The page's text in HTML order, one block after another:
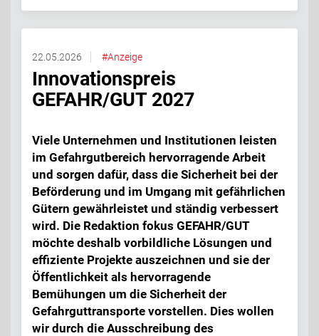
22.05.2026 #Anzeige
Innovationspreis
GEFAHR/GUT 2027
Viele Unternehmen und Institutionen leisten
im Gefahrgutbereich hervorragende Arbeit
und sorgen dafür, dass die Sicherheit bei der
Beförderung und im Umgang mit gefährlichen
Gütern gewährleistet und ständig verbessert
wird. Die Redaktion fokus GEFAHR/GUT
möchte deshalb vorbildliche Lösungen und
effiziente Projekte auszeichnen und sie der
Öffentlichkeit als hervorragende
Bemühungen um die Sicherheit der
Gefahrguttransporte vorstellen. Dies wollen
wir durch die Ausschreibung des